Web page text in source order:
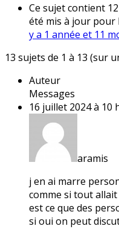
Ce sujet contient
été mis à jour
y a 1 année et 11
13 sujets de 1 à 13 (sur
Auteur
Messages
16 juillet 2024 à 10
aramis
j en ai marre
comme si tout
est ce que des
si oui on peut